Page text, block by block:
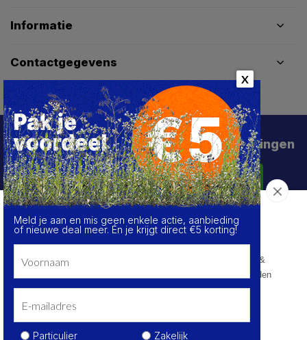
Informatie
Contactgegevens
Schrijf je in voor de beste deals en kortingen
Abonneer
Privacy Policy Algemene voorwaarden Sitemap
Over de cookies op deze website
We maken gebruik van cookies om gegevens m.b.t. de
prestaties en het gebruik van deze website te verzamelen &
analyseren, om sociale netwerkfunctionaliteiten aan te bieden
en onze content & advertenties te verbeteren en
personaliseren.
Kom meer te weten
X
Meld je aan en mis geen enkele actie, aanbieding
of nieuwe deal meer. Én je krijgt direct €5 korting!
Particulier Zakelijk